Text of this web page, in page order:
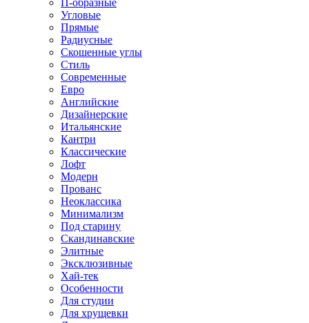
П-образные
Угловые
Прямые
Радиусные
Скошенные углы
Стиль
Современные
Евро
Английские
Дизайнерские
Итальянские
Кантри
Классические
Лофт
Модерн
Прованс
Неоклассика
Минимализм
Под старину
Скандинавские
Элитные
Эксклюзивные
Хай-тек
Особенности
Для студии
Для хрущевки